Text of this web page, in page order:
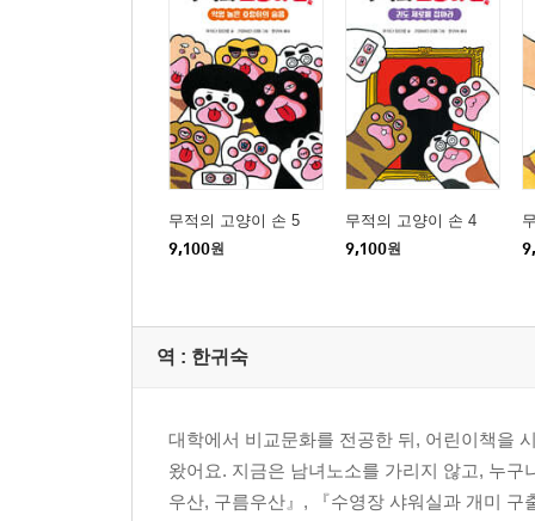
무적의 고양이 손 5
9,100원
무적의 고양이 손 4
9,100원
역 : 한귀숙
대학에서 비교문화를 전공한 뒤, 어린이책을
왔어요. 지금은 남녀노소를 가리지 않고, 누
우산, 구름우산』, 『수영장 샤워실과 개미